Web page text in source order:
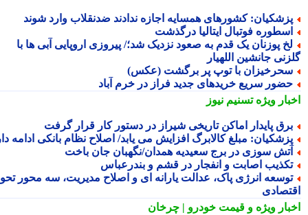
کشورهای همسایه اجازه ندادند ضدنقلاب وارد شوند
فوتبال ایتالیا درگذشت
پوزنان یک قدم به صعود نزدیک شد؛/ پیروزی اروپایی آبی ها با
جانشین اللهیار
با توپ پر برگشت (عکس)
سریع خریدهای جدید فراز در خرم آباد
ویژهتسنیم نیوز
پایدار اماکن تاریخی شیراز در دستور کار قرار گرفت
مبلغ کالابرگ افزایش می یابد/ اصلاح نظام بانکی ادامه دارد
سوزی در برج سعیدیه همدان/نگهبان جان باخت
اصابت و انفجار در قشم و بندرعباس
انرژی پاک، عدالت یارانه ای و اصلاح مدیریت، سه محور تحول
ویژهو قیمت خودرو | چرخان